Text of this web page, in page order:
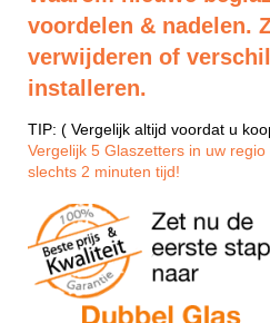
voordelen & nadelen.
verwijderen of
installeren.
TIP: ( Vergelijk altijd voordat u
Vergelijk 5 Glaszetters in uw
slechts 2 minuten tijd!